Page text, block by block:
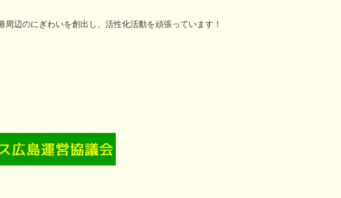
周辺のにぎわいを創出し、活性化活動を頑張っています！